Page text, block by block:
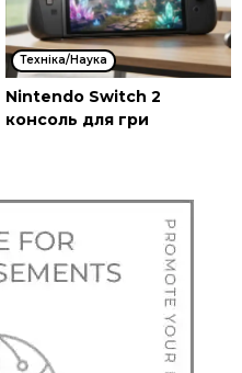
Техніка/Наука
Nintendo Switch 2
консоль для гри